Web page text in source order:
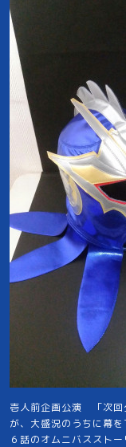
壱人前企画公演 「次回
が、大盛況のうちに幕
６話のオムニバススト